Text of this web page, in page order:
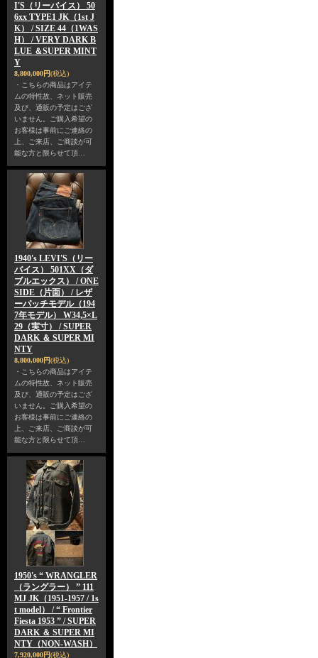
I'S（リーバイス） 50
6xx TYPE1 JK（1st J
K） / SIZE 44（1WAS
H） / VERY DARK B
LUE ＆SUPER MINT
Y
8,800,000円(税込)
・こちらの商品はアイテ
ムの特性故、ネット販売
及び、通販の予定はござ
いません。ご購入希望の
お客様は事前にご連絡の
上、ご来店、ご商談が可
能な方と限らせて頂…
1940's LEVI'S（リー
バイス） 501XX（ダ
ブルエックス） / ONE
SIDE（片面） / レザ
ーパッチモデル（194
7年モデル） W34,5×L
29（実寸） / SUPER
DARK ＆ SUPER MI
NTY
8,800,000円(税込)
・こちらの商品はアイテ
ムの特性故、ネット販売
及び、通販の予定はござ
いません。ご購入希望の
お客様は事前にご連絡の
上、ご来店、ご商談が可
能な方と限らせて頂…
1950's “ WRANGLER
（ラングラー） ” 111
MJ JK（1951-1957 / 1s
t model） / “ Frontier
Fiesta 1953 ” / SUPER
DARK ＆ SUPER MI
NTY（NON-WASH）
7,920,000円(税込)